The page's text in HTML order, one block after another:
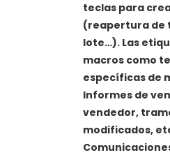
teclas para
(reapertura de
lote…). Las
macros como
específicas de
Informes de
vendedor,
modificados,